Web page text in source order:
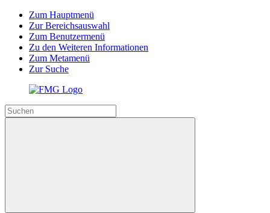
Zum Hauptmenü
Zur Bereichsauswahl
Zum Benutzermenü
Zu den Weiteren Informationen
Zum Metamenü
Zur Suche